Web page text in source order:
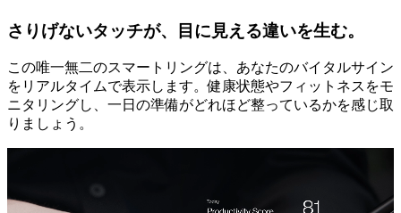
さりげないタッチが、目に見える違いを生む。
この唯一無二のスマートリングは、あなたのバイタルサイン
をリアルタイムで表示します。健康状態やフィットネスをモ
ニタリングし、一日の準備がどれほど整っているかを感じ取
りましょう。